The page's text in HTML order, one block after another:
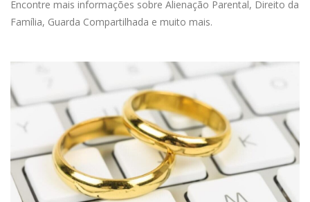
Encontre mais informações sobre Alienação Parental, Direito da
Família, Guarda Compartilhada e muito mais.